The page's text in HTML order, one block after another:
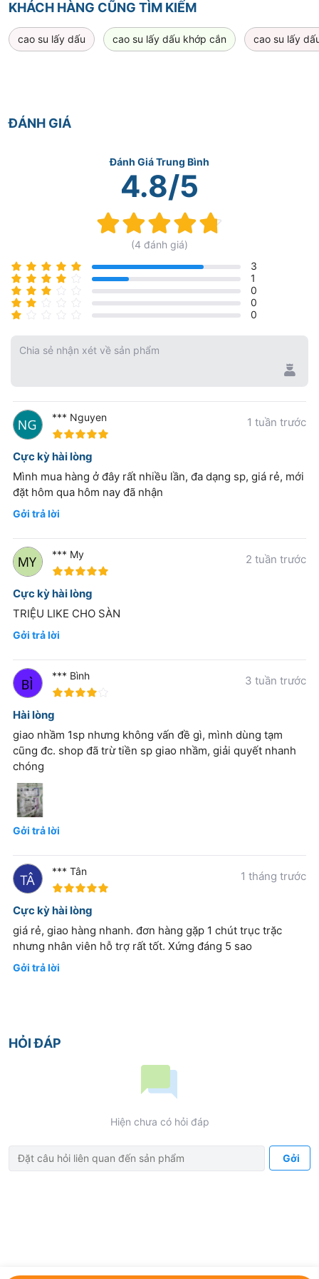
KHÁCH HÀNG CŨNG TÌM KIẾM
cao su lấy dấu cao su lấy dấu khớp cắn cao su lấy
ĐÁNH GIÁ
Đánh Giá Trung Bình
4.8/5
(4 đánh giá)
3
1
0
0
0
Chia sẻ nhận xét về sản phẩm
*** Nguyen
1 tuần trước
Cực kỳ hài lòng
Mình mua hàng ở đây rất nhiều lần, đa dạng sp, giá rẻ, mới
đặt hôm qua hôm nay đã nhận
Gởi trả lời
*** My
2 tuần trước
Cực kỳ hài lòng
TRIỆU LIKE CHO SÀN
Gởi trả lời
*** Bình 3 tuần trước
Hài lòng
giao nhầm 1sp nhưng không vấn đề gì, mình dùng tạm
cũng đc. shop đã trừ tiền sp giao nhầm, giải quyết nhanh
chóng
Gởi trả lời
*** Tân
1 tháng trước
Cực kỳ hài lòng
giá rẻ, giao hàng nhanh. đơn hàng gặp 1 chút trục trặc
nhưng nhân viên hỗ trợ rất tốt. Xứng đáng 5 sao
Gởi trả lời
HỎI ĐÁP
Hiện chưa có hỏi đáp
Gởi